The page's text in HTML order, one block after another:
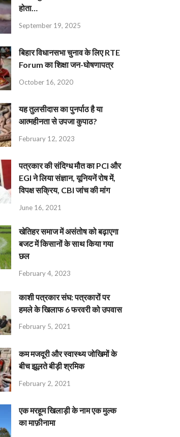
होता…
September 19, 2025
बिहार विधानसभा चुनाव के लिए RTE
Forum का शिक्षा जन-घोषणापत्र
October 16, 2020
यह तुलसीदास का पुनर्पाठ है या
आत्महीनता से उपजा कुपाठ?
February 12, 2023
पत्रकार की संदिग्ध मौत का PCI और
EGI ने लिया संज्ञान, यूनियनें रोष में,
विपक्ष सक्रिय, CBI जांच की मांग
June 16, 2021
खेतिहर समाज में असंतोष को बढ़ाएगा
बजट में किसानों के साथ किया गया
छल
February 4, 2023
काशी पत्रकार संघ: पत्रकारों पर
हमले के खिलाफ 6 फरवरी को उपवास
February 5, 2021
कम मजदूरी और स्वास्थ्य जोखिमों के
बीच झूलते बीड़ी श्रमिक
February 2, 2021
एक मरहूम खिलाड़ी के नाम एक मुल्क
का माफ़ीनामा